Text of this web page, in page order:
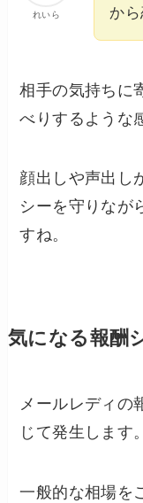
れいら
から
相手の気持ちに
べりするような
顔出しや声出し
シーを守りなが
すね。
気になる報酬
メールレディの
じて発生します。
一般的な相場を